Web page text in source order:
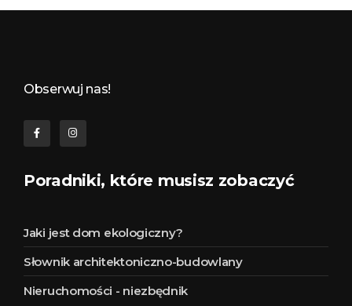
Obserwuj nas!
Poradniki, które musisz zobaczyć
Jaki jest dom ekologiczny?
Słownik architektoniczno-budowlany
Nieruchomości - niezbędnik